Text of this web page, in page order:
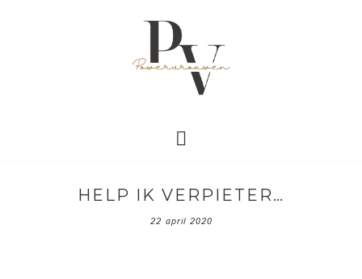
HELP IK VERPIETER…
22 april 2020